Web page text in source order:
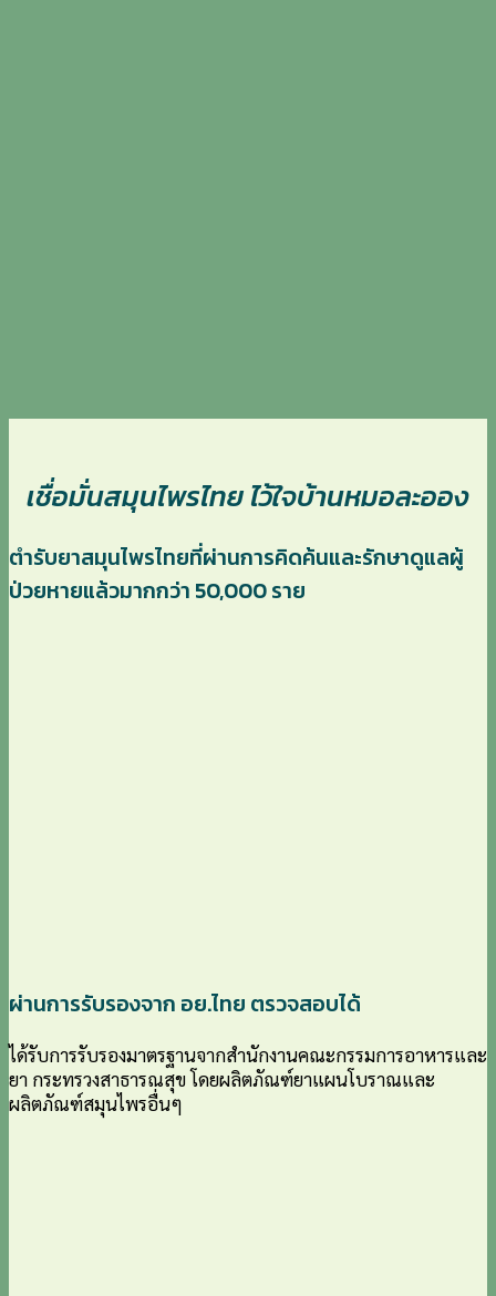
เชื่อมั่นสมุนไพรไทย ไว้ใจบ้านหมอละออง
ตำรับยาสมุนไพรไทยที่ผ่านการคิดค้นและรักษาดูแลผู้
ป่วยหายแล้วมากกว่า 50,000 ราย
ผ่านการรับรองจาก อย.ไทย ตรวจสอบได้
ได้รับการรับรองมาตรฐานจากสำนักงานคณะกรรมการอาหารและ
ยา กระทรวงสาธารณสุข โดยผลิตภัณฑ์ยาแผนโบราณและ
ผลิตภัณฑ์สมุนไพรอื่นๆ